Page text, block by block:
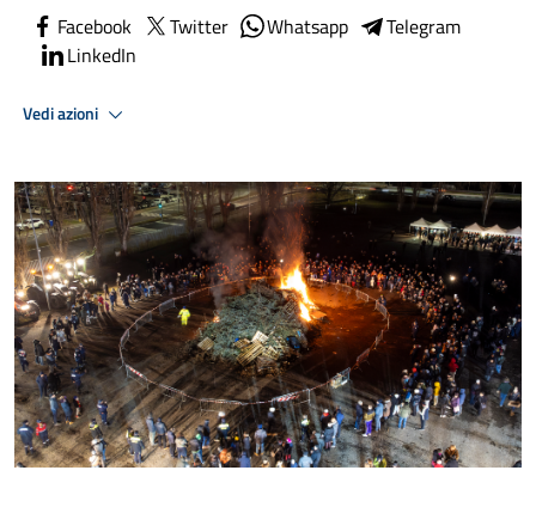
Facebook Twitter Whatsapp
Telegram
LinkedIn
Vedi azioni